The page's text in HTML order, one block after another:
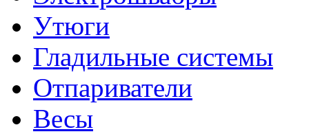
Утюги
Гладильные системы
Отпариватели
Весы